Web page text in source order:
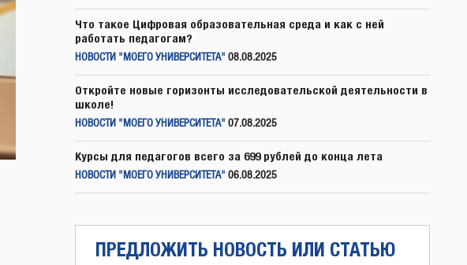
Что такое Цифровая образовательная среда и как с ней
работать педагогам?
НОВОСТИ "МОЕГО УНИВЕРСИТЕТА" 08.08.2025
Откройте новые горизонты исследовательской деятельности в
школе!
НОВОСТИ "МОЕГО УНИВЕРСИТЕТА" 07.08.2025
Курсы для педагогов всего за 699 рублей до конца лета
НОВОСТИ "МОЕГО УНИВЕРСИТЕТА" 06.08.2025
ПРЕДЛОЖИТЬ НОВОСТЬ ИЛИ СТАТЬЮ